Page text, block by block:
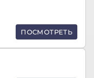
ПОСМОТРЕТЬ